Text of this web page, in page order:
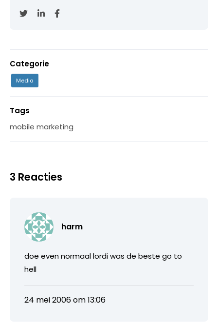
Categorie
Media
Tags
mobile marketing
3 Reacties
harm
doe even normaal lordi was de beste go to
hell
24 mei 2006 om 13:06